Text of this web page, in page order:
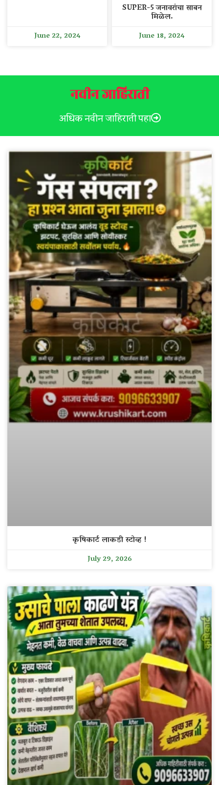
June 22, 2024
SUPER-5 जनावरांचा साबन
मिळेल.
June 18, 2024
नवीन जाहिराती
अधिक नवीन जाहिराती पहा
कृषिकार्ट लाकडी स्टोव्ह !
July 29, 2026